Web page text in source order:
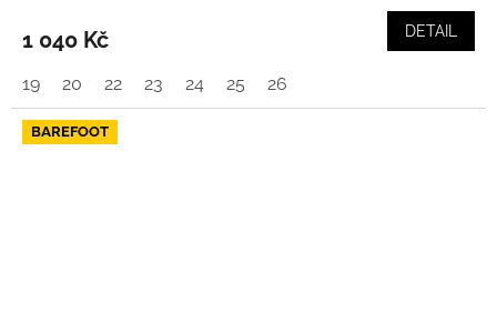
1 040 Kč DETAIL
19 20 22 23 24 25 26
BAREFOOT